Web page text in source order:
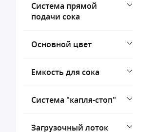
Система прямой
подачи сока
Основной цвет
Емкость для сока
Система "капля-стоп"
Загрузочный лоток